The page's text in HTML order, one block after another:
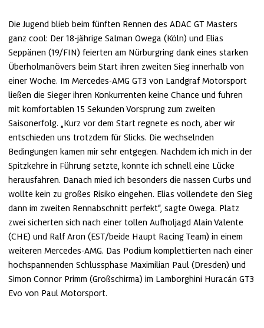
Die Jugend blieb beim fünften Rennen des ADAC GT Masters
ganz cool: Der 18-jährige Salman Owega (Köln) und Elias
Seppänen (19/FIN) feierten am Nürburgring dank eines starken
Überholmanövers beim Start ihren zweiten Sieg innerhalb von
einer Woche. Im Mercedes-AMG GT3 von Landgraf Motorsport
ließen die Sieger ihren Konkurrenten keine Chance und fuhren
mit komfortablen 15 Sekunden Vorsprung zum zweiten
Saisonerfolg. „Kurz vor dem Start regnete es noch, aber wir
entschieden uns trotzdem für Slicks. Die wechselnden
Bedingungen kamen mir sehr entgegen. Nachdem ich mich in der
Spitzkehre in Führung setzte, konnte ich schnell eine Lücke
herausfahren. Danach mied ich besonders die nassen Curbs und
wollte kein zu großes Risiko eingehen. Elias vollendete den Sieg
dann im zweiten Rennabschnitt perfekt“, sagte Owega. Platz
zwei sicherten sich nach einer tollen Aufholjagd Alain Valente
(CHE) und Ralf Aron (EST/beide Haupt Racing Team) in einem
weiteren Mercedes-AMG. Das Podium komplettierten nach einer
hochspannenden Schlussphase Maximilian Paul (Dresden) und
Simon Connor Primm (Großschirma) im Lamborghini Huracán GT3
Evo von Paul Motorsport.